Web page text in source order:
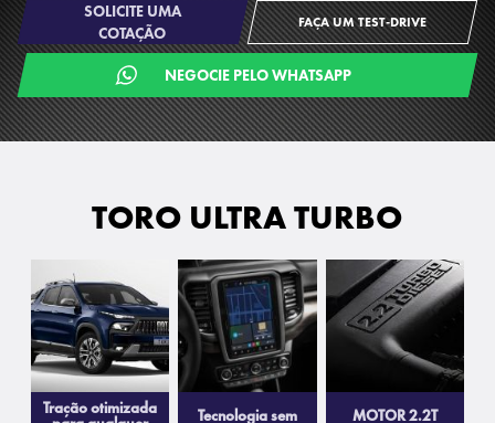
SOLICITE UMA
COTAÇÃO
FAÇA UM TEST-DRIVE
NEGOCIE PELO WHATSAPP
TORO ULTRA TURBO
Tração otimizada
Tecnologia sem
MOTOR 2.2T